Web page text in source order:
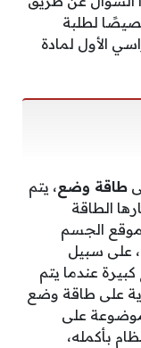
لطلبة
الأول لمادة
طاقة وضع، يتم
الطاقة
الجسم
على سبيل
عندما يتم
على طاقة وضع
على
بأكمله،